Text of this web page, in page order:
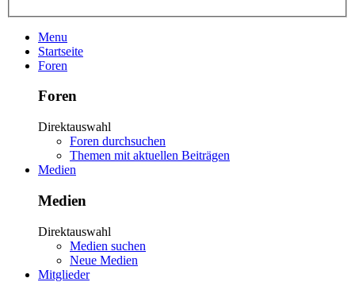
Menu
Startseite
Foren
Foren
Direktauswahl
Foren durchsuchen
Themen mit aktuellen Beiträgen
Medien
Medien
Direktauswahl
Medien suchen
Neue Medien
Mitglieder